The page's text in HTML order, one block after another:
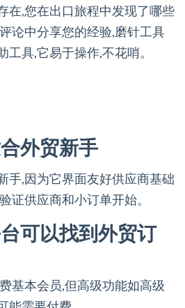
在,您在出口旅程中发现了哪些
论中分享您的经验,磨针工具
具,它易于操作,不花哨。
外贸新手
手,因为它界面友好供应商基础
证供应商和小订单开始。
可以找到外贸订
基本会员,但高级功能如高级